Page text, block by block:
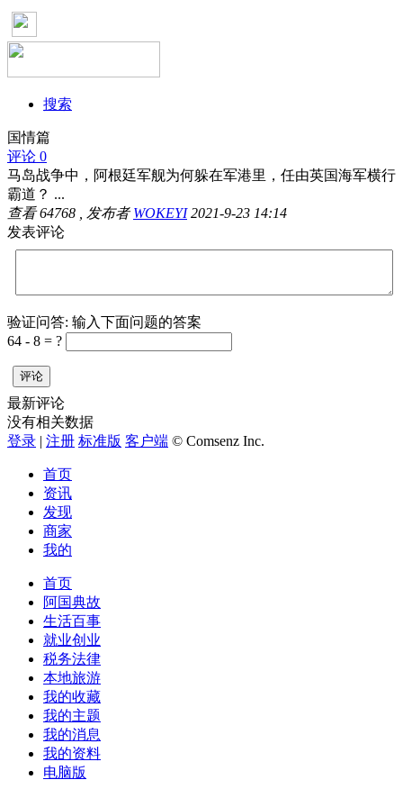
搜索
国情篇
评论 0
马岛战争中，阿根廷军舰为何躲在军港里，任由英国海军横行
霸道？ ...
查看64768 , 发布者WOKEYI 2021-9-23 14:14
发表评论
验证问答: 输入下面问题的答案
64 - 8 = ?
评论
最新评论
没有相关数据
登录 | 注册 标准版 客户端 © Comsenz Inc.
首页
资讯
发现
商家
我的
首页
阿国典故
生活百事
就业创业
税务法律
本地旅游
我的收藏
我的主题
我的消息
我的资料
电脑版